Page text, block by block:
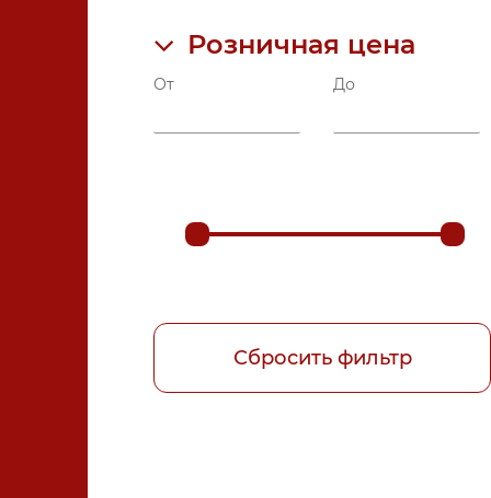
Розничная цена
От До
Компрессионный трикотаж
Ортопедические стельки и